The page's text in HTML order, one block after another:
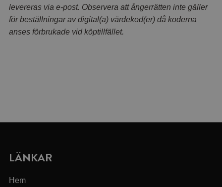
levereras via e-post. Observera att ångerrätten inte gäller
för beställningar av digital(a) värdekod(er) då koderna
anses förbrukade vid köptillfället.
LÄNKAR
Hem